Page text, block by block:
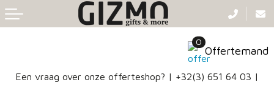
Een vraag over onze offerteshop? | +32(3) 651 64 03 |
0
Offertemand
Klokken, horloges en weerstations
Badtextiel en Douche
Hoofdbanden
Heuptassen